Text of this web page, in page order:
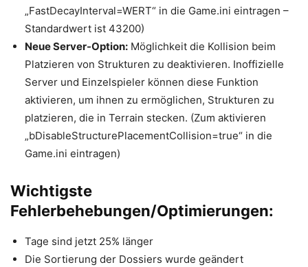
„FastDecayInterval=WERT“ in die Game.ini eintragen –
Standardwert ist 43200)
Neue Server-Option: Möglichkeit die Kollision beim
Platzieren von Strukturen zu deaktivieren. Inoffizielle
Server und Einzelspieler können diese Funktion
aktivieren, um ihnen zu ermöglichen, Strukturen zu
platzieren, die in Terrain stecken. (Zum aktivieren
„bDisableStructurePlacementCollision=true“ in die
Game.ini eintragen)
Wichtigste
Fehlerbehebungen/Optimierungen:
Tage sind jetzt 25% länger
Die Sortierung der Dossiers wurde geändert